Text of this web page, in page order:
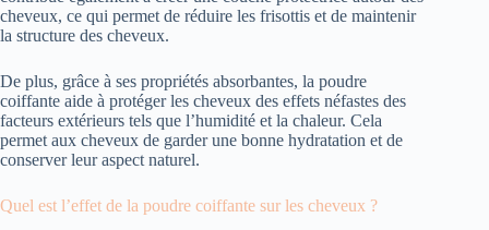
cheveux, ce qui permet de réduire les frisottis et de maintenir
la structure des cheveux.
De plus, grâce à ses propriétés absorbantes, la poudre
coiffante aide à protéger les cheveux des effets néfastes des
facteurs extérieurs tels que l’humidité et la chaleur. Cela
permet aux cheveux de garder une bonne hydratation et de
conserver leur aspect naturel.
Quel est l’effet de la poudre coiffante sur les cheveux ?